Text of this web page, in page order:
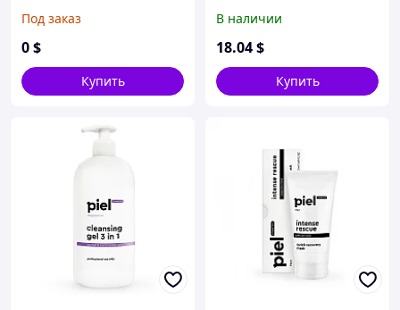
Под заказ
0$
Купить
В наличии
18.04$
Купить